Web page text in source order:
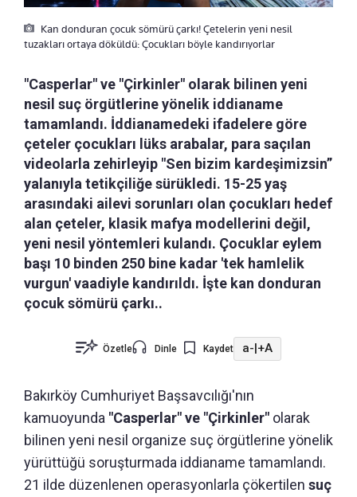
Kan donduran çocuk sömürü çarkı! Çetelerin yeni nesil
tuzakları ortaya döküldü: Çocukları böyle kandırıyorlar
"Casperlar" ve "Çirkinler" olarak bilinen yeni
nesil suç örgütlerine yönelik iddianame
tamamlandı. İddianamedeki ifadelere göre
çeteler çocukları lüks arabalar, para saçılan
videolarla zehirleyip "Sen bizim kardeşimizsin”
yalanıyla tetikçiliğe sürükledi. 15-25 yaş
arasındaki ailevi sorunları olan çocukları hedef
alan çeteler, klasik mafya modellerini değil,
yeni nesil yöntemleri kulandı. Çocuklar eylem
başı 10 binden 250 bine kadar 'tek hamlelik
vurgun' vaadiyle kandırıldı. İşte kan donduran
çocuk sömürü çarkı..
Özetle Dinle Kaydet a-|+A
Bakırköy Cumhuriyet Başsavcılığı'nın
kamuoyunda "Casperlar" ve "Çirkinler" olarak
bilinen yeni nesil organize suç örgütlerine yönelik
yürüttüğü soruşturmada iddianame tamamlandı.
21 ilde düzenlenen operasyonlarla çökertilen suç